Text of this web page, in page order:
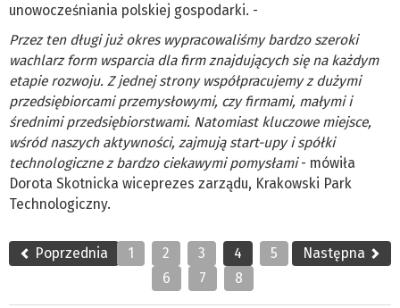
unowocześniania polskiej gospodarki. -
Przez ten długi już okres wypracowaliśmy bardzo szeroki
wachlarz form wsparcia dla firm znajdujących się na każdym
etapie rozwoju. Z jednej strony współpracujemy z dużymi
przedsiębiorcami przemysłowymi, czy firmami, małymi i
średnimi przedsiębiorstwami. Natomiast kluczowe miejsce,
wśród naszych aktywności, zajmują start-upy i spółki
technologiczne z bardzo ciekawymi pomysłami- mówiła
Dorota Skotnicka wiceprezes zarządu, Krakowski Park
Technologiczny.
Poprzednia 1 2 3 4
5
6
7 8
Następna